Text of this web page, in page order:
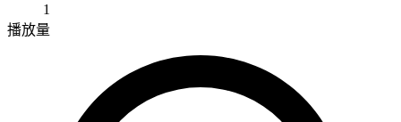
1
播放量